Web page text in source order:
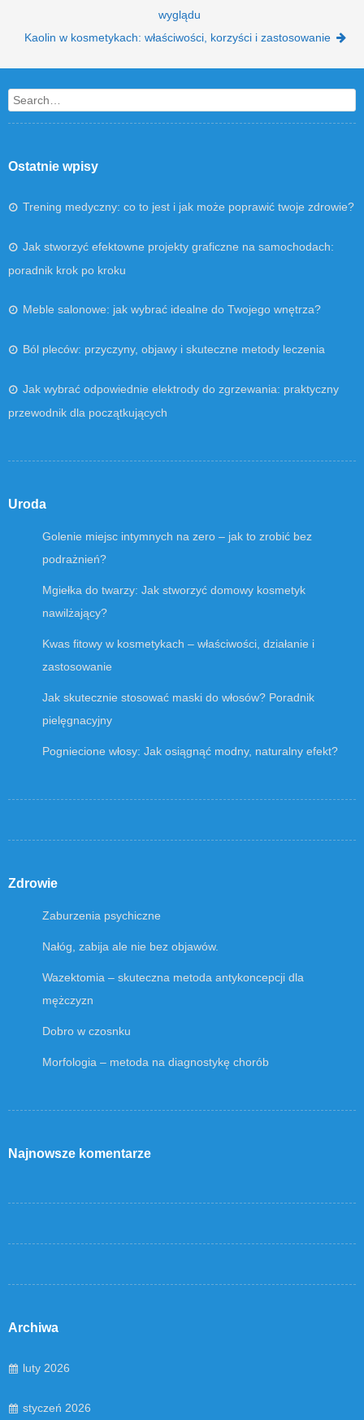
wyglądu
Kaolin w kosmetykach: właściwości, korzyści i zastosowanie
Search
Ostatnie wpisy
Trening medyczny: co to jest i jak może poprawić twoje zdrowie?
Jak stworzyć efektowne projekty graficzne na samochodach:
poradnik krok po kroku
Meble salonowe: jak wybrać idealne do Twojego wnętrza?
Ból pleców: przyczyny, objawy i skuteczne metody leczenia
Jak wybrać odpowiednie elektrody do zgrzewania: praktyczny
przewodnik dla początkujących
Uroda
Golenie miejsc intymnych na zero – jak to zrobić bez
podrażnień?
Mgiełka do twarzy: Jak stworzyć domowy kosmetyk
nawilżający?
Kwas fitowy w kosmetykach – właściwości, działanie i
zastosowanie
Jak skutecznie stosować maski do włosów? Poradnik
pielęgnacyjny
Pogniecione włosy: Jak osiągnąć modny, naturalny efekt?
Zdrowie
Zaburzenia psychiczne
Nałóg, zabija ale nie bez objawów.
Wazektomia – skuteczna metoda antykoncepcji dla
mężczyzn
Dobro w czosnku
Morfologia – metoda na diagnostykę chorób
Najnowsze komentarze
Archiwa
luty 2026
styczeń 2026